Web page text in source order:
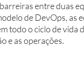
entre duas
de DevOps, as
todo o ciclo de vida
e as operações.